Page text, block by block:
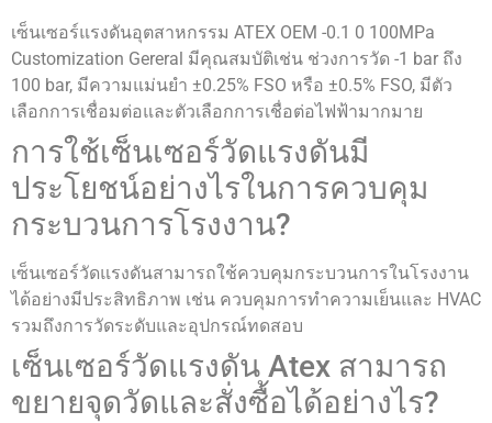
เซ็นเซอร์แรงดันอุตสาหกรรม ATEX OEM -0.1 0 100MPa
Customization Gereral มีคุณสมบัติเช่น ช่วงการวัด -1 bar ถึง
100 bar, มีความแม่นยำ ±0.25% FSO หรือ ±0.5% FSO, มีตัว
เลือกการเชื่อมต่อและตัวเลือกการเชื่อต่อไฟฟ้ามากมาย
การใช้เซ็นเซอร์วัดแรงดันมี
ประโยชน์อย่างไรในการควบคุม
กระบวนการโรงงาน?
เซ็นเซอร์วัดแรงดันสามารถใช้ควบคุมกระบวนการในโรงงาน
ได้อย่างมีประสิทธิภาพ เช่น ควบคุมการทำความเย็นและ HVAC
รวมถึงการวัดระดับและอุปกรณ์ทดสอบ
เซ็นเซอร์วัดแรงดัน Atex สามารถ
ขยายจุดวัดและสั่งซื้อได้อย่างไร?